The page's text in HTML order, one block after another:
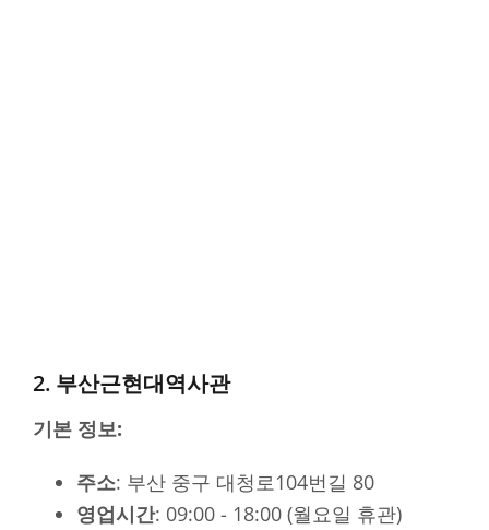
2. 부산근현대역사관
기본 정보:
주소: 부산 중구 대청로104번길 80
영업시간: 09:00 - 18:00 (월요일 휴관)